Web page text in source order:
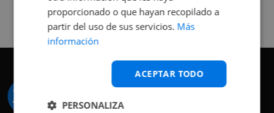
recomendar el buen trato desde el primer
hasta el último momento.
proporcionado o que hayan recopilado a
partir del uso de sus servicios. Más
información
ACEPTAR TODO
PERSONALIZA